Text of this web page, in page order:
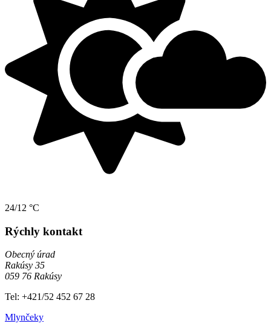
24/12 °C
Rýchly kontakt
Obecný úrad
Rakúsy 35
059 76 Rakúsy
Tel: +421/52 452 67 28
Mlynčeky